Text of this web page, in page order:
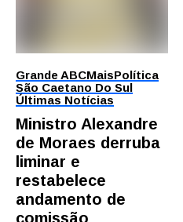
Grande ABCMaisPolítica
São Caetano Do Sul
Últimas Notícias
Ministro Alexandre
de Moraes derruba
liminar e
restabelece
andamento de
comissão